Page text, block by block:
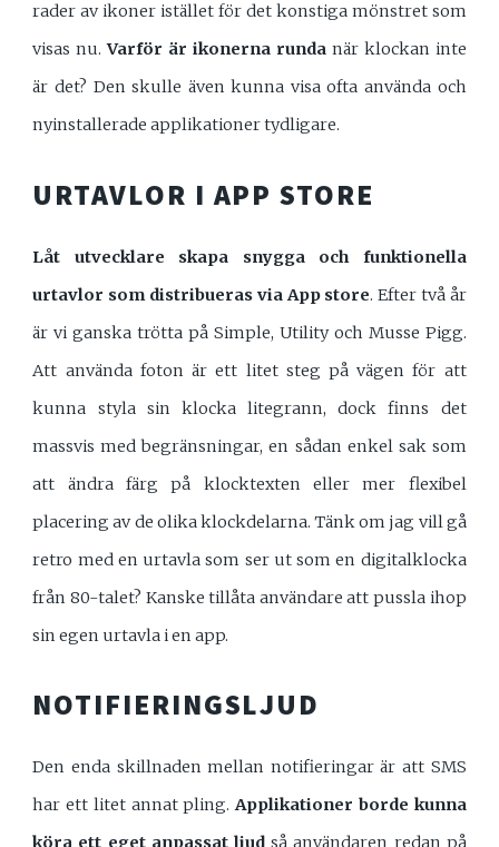
rader av ikoner istället för det konstiga mönstret som
visas nu.Varför är ikonerna rundanär klockan inte
är det? Den skulle även kunna visa ofta använda och
nyinstallerade applikationer tydligare.
URTAVLOR I APP STORE
Låt utvecklare skapa snygga och funktionella
urtavlor som distribueras via App store. Efter två år
är vi ganska trötta på Simple, Utility och Musse Pigg.
Att använda foton är ett litet steg på vägen för att
kunna styla sin klocka litegrann, dock finns det
massvis med begränsningar, en sådan enkel sak som
att ändra färg på klocktexten eller mer flexibel
placering av de olika klockdelarna. Tänk om jag vill gå
retro med en urtavla som ser ut som en digitalklocka
från 80-talet? Kanske tillåta användare att pussla ihop
sin egen urtavla i en app.
NOTIFIERINGSLJUD
Den enda skillnaden mellan notifieringar är att SMS
har ett litet annat pling.Applikationer borde kunna
köra ett eget anpassat ljud så användaren redan på